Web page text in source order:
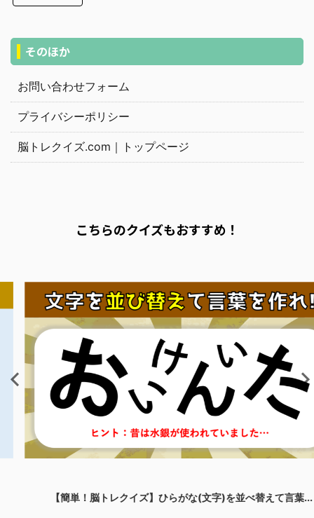
そのほか
お問い合わせフォーム
プライバシーポリシー
脳トレクイズ.com｜トップページ
こちらのクイズもおすすめ！
【簡単！脳トレクイズ】ひらがな(文字)を並べ替えて言葉...